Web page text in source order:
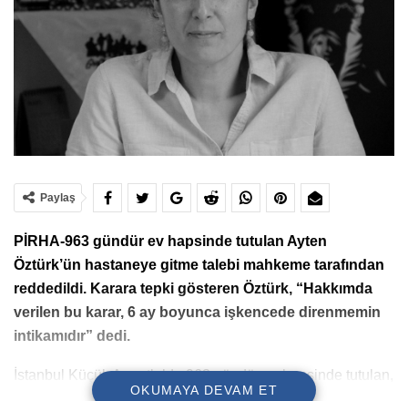
Paylaş
PİRHA-963 gündür ev hapsinde tutulan Ayten
Öztürk’ün hastaneye gitme talebi mahkeme tarafından
reddedildi. Karara tepki gösteren Öztürk, “Hakkımda
verilen bu karar, 6 ay boyunca işkencede direnmemin
intikamıdır” dedi.
İstanbul Küçük Armutlu’da 963 gündür ev hapsinde tutulan,
OKUMAYA DEVAM ET